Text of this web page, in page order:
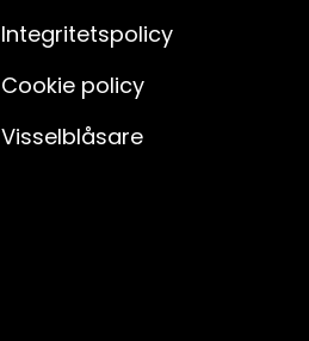
Integritetspolicy
Cookie policy
Visselblåsare